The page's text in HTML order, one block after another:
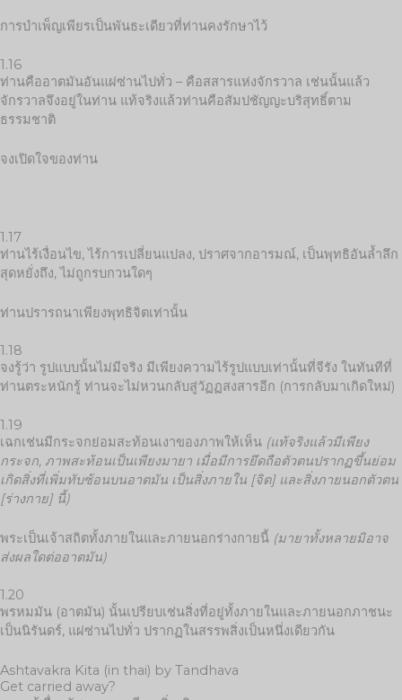
การบำเพ็ญเพียรเป็นพันธะเดียวที่ท่านคงรักษาไว้
1.16
ท่านคืออาตมันอันแผ่ซ่านไปทั่ว – คือสสารแห่งจักรวาล เช่นนั้นแล้ว
จักรวาลจึงอยู่ในท่าน แท้จริงแล้วท่านคือสัมปชัญญะบริสุทธิ์ตาม
ธรรมชาติ
จงเปิดใจของท่าน
1.17
ท่านไร้เงื่อนไข, ไร้การเปลี่ยนแปลง, ปราศจากอารมณ์, เป็นพุทธิอันล้ำลึก
สุดหยั่งถึง, ไม่ถูกรบกวนใดๆ
ท่านปรารถนาเพียงพุทธิจิตเท่านั้น
1.18
จงรู้ว่า รูปแบบนั้นไม่มีจริง มีเพียงความไร้รูปแบบเท่านั้นที่จีรัง ในทันทีที่
ท่านตระหนักรู้ ท่านจะไม่หวนกลับสู่วัฏฏสงสารอีก (การกลับมาเกิดใหม่)
1.19
เฉกเช่นมีกระจกย่อมสะท้อนเงาของภาพให้เห็น (แท้จริงแล้วมีเพียง
กระจก, ภาพสะท้อนเป็นเพียงมายา เมื่อมีการยึดถือตัวตนปรากฏขึ้นย่อม
เกิดสิ่งที่เพิ่มทับซ้อนบนอาตมัน เป็นสิ่งภายใน [จิต] และสิ่งภายนอกตัวตน
[ร่างกาย] นี้)
พระเป็นเจ้าสถิตทั้งภายในและภายนอกร่างกายนี้ (มายาทั้งหลายมิอาจ
ส่งผลใดต่ออาตมัน)
1.20
พรหมมัน (อาตมัน) นั้นเปรียบเช่นสิ่งที่อยู่ทั้งภายในและภายนอกภาชนะ
เป็นนิรันดร์, แผ่ซ่านไปทั่ว ปรากฏในสรรพสิ่งเป็นหนึ่งเดียวกัน
Ashtavakra Kita (in thai) by Tandhava
Get carried away?